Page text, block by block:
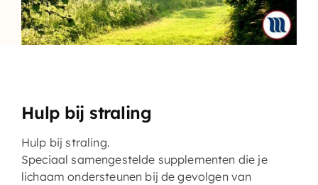
Hulp bij straling
Hulp bij straling.
Speciaal samengestelde supplementen die je
lichaam ondersteunen bij de gevolgen van